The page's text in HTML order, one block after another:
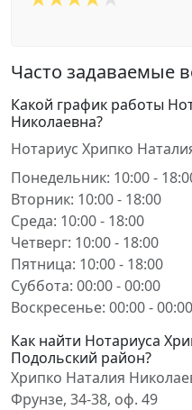
Часто задаваемые
Какой график работы
Николаевна?
Нотариус Хрипко
Понедельник: 10:00 -
Вторник: 10:00 - 18:00
Среда: 10:00 - 18:00
Четверг: 10:00 - 18:00
Пятница: 10:00 - 18:00
Суббота: 00:00 - 00:00
Воскресенье: 00:00 - 00:00
Как найти Нотариуса
Подольский район?
Хрипко Наталия
Фрунзе, 34-38, оф. 49